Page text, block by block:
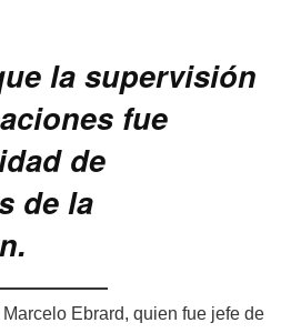
la supervisión
fue
de
de la
Ebrard, quien fue jefe de